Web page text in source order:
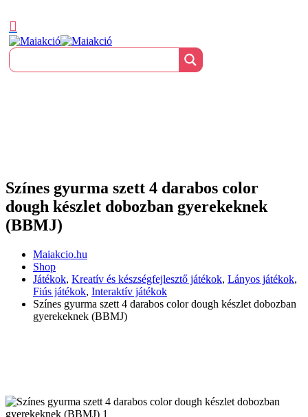
Színes gyurma szett 4 darabos color
dough készlet dobozban gyerekeknek
(BBMJ)
Maiakcio.hu
Shop
Játékok, Kreatív és készségfejlesztő játékok, Lányos játékok,
Fiús játékok, Interaktív játékok
Színes gyurma szett 4 darabos color dough készlet dobozban
gyerekeknek (BBMJ)